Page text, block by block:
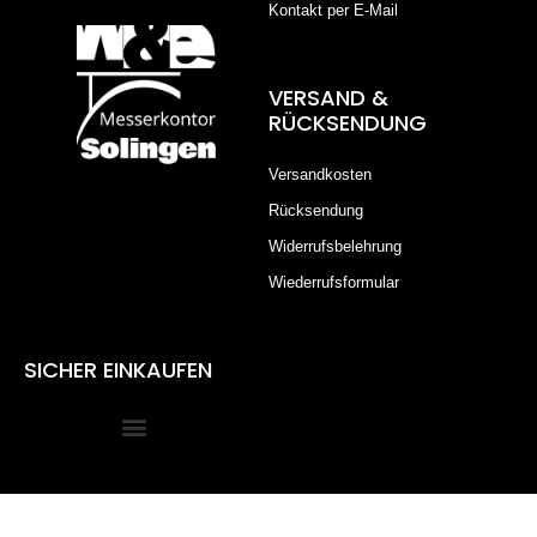
Kontakt per E-Mail
VERSAND &
RÜCKSENDUNG
Versandkosten
Rücksendung
Widerrufsbelehrung
Wiederrufsformular
SICHER EINKAUFEN